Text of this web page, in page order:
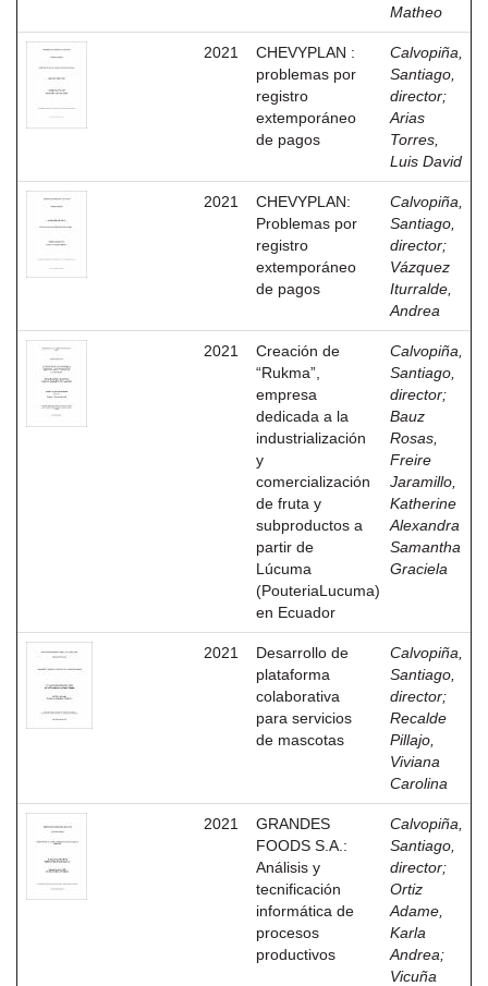
Matheo
2021
CHEVYPLAN :
problemas por
registro
extemporáneo
de pagos
Calvopiña,
Santiago,
director;
Arias
Torres,
Luis David
2021
CHEVYPLAN:
Problemas por
registro
extemporáneo
de pagos
Calvopiña,
Santiago,
director;
Vázquez
Iturralde,
Andrea
2021
Creación de
“Rukma”,
empresa
dedicada a la
industrialización
y
comercialización
de fruta y
subproductos a
partir de
Lúcuma
(PouteriaLucuma)
en Ecuador
Calvopiña,
Santiago,
director;
Bauz
Rosas,
Freire
Jaramillo,
Katherine
Alexandra
Samantha
Graciela
2021
Desarrollo de
plataforma
colaborativa
para servicios
de mascotas
Calvopiña,
Santiago,
director;
Recalde
Pillajo,
Viviana
Carolina
2021
GRANDES
FOODS S.A.:
Análisis y
tecnificación
informática de
procesos
productivos
Calvopiña,
Santiago,
director;
Ortiz
Adame,
Karla
Andrea;
Vicuña